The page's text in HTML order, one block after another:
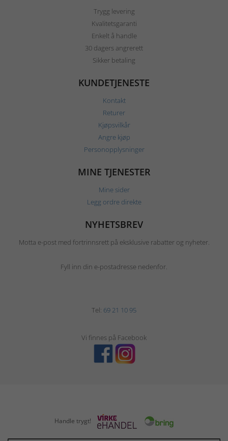
Trygg levering
Kvalitetsgaranti
Enkelt å handle
30 dagers angrerett
Sikker betaling
KUNDETJENESTE
Kontakt
Returer
Kjøpsvilkår
Angre kjøp
Personopplysninger
MINE TJENESTER
Mine sider
Legg ordre direkte
NYHETSBREV
Motta e-post med fortrinnsrett på eksklusive rabatter og nyheter.
Fyll inn din e-postadresse nedenfor.
Tel: 69 21 10 95
Vi finnes på Facebook
Handle trygt!